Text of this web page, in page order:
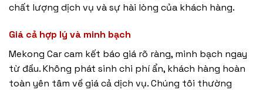
chất lượng dịch vụ và sự hài lòng của khách hàng.
Giá cả hợp lý và minh bạch
Mekong Car cam kết báo giá rõ ràng, minh bạch ngay
từ đầu. Không phát sinh chi phí ẩn, khách hàng hoàn
toàn yên tâm về giá cả dịch vụ. Chúng tôi thường